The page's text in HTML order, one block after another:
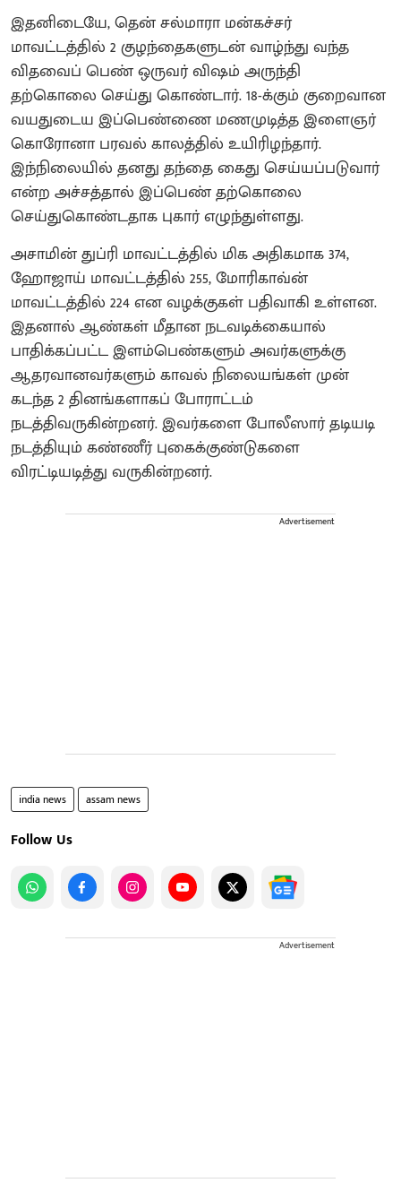
இதனிடையே, தென் சல்மாரா மன்கச்சர்
மாவட்டத்தில் 2 குழந்தைகளுடன் வாழ்ந்து வந்த
விதவைப் பெண் ஒருவர் விஷம் அருந்தி
தற்கொலை செய்து கொண்டார். 18-க்கும் குறைவான
வயதுடைய இப்பெண்ணை மணமுடித்த இளைஞர்
கொரோனா பரவல் காலத்தில் உயிரிழந்தார்.
இந்நிலையில் தனது தந்தை கைது செய்யப்படுவார்
என்ற அச்சத்தால் இப்பெண் தற்கொலை
செய்துகொண்டதாக புகார் எழுந்துள்ளது.
அசாமின் துப்ரி மாவட்டத்தில் மிக அதிகமாக 374,
ஹோஜாய் மாவட்டத்தில் 255, மோரிகாவ்ன்
மாவட்டத்தில் 224 என வழக்குகள் பதிவாகி உள்ளன.
இதனால் ஆண்கள் மீதான நடவடிக்கையால்
பாதிக்கப்பட்ட இளம்பெண்களும் அவர்களுக்கு
ஆதரவானவர்களும் காவல் நிலையங்கள் முன்
கடந்த 2 தினங்களாகப் போராட்டம்
நடத்திவருகின்றனர். இவர்களை போலீஸார் தடியடி
நடத்தியும் கண்ணீர் புகைக்குண்டுகளை
விரட்டியடித்து வருகின்றனர்.
Advertisement
india news assam news
Follow Us
Advertisement